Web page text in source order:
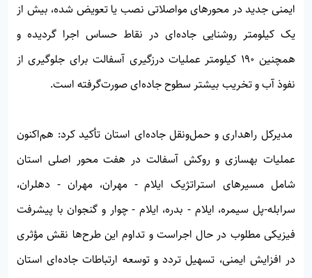
ایمنی جدید در محورهای مواصلاتی نصب یا تعویض شده، بیش از
یک کیلومتر روشنایی جاده‌ای در نقاط حساس اجرا گردیده و
همچنین ۱۹۰ کیلومتر عملیات درزگیری آسفالت برای جلوگیری از
نفوذ آب و تخریب بیشتر سطوح جاده‌ای صورت‌گرفته است.
مدیرکل راهداری و حمل‌ونقل جاده‌ای استان تأکید کرد: هم‌اکنون
عملیات بهسازی و روکش آسفالت در هفت محور اصلی استان
شامل مسیرهای استراتژیک ایلام - مهران، مهران - دهلران،
سرابله-پل سیمره، ایلام - بدره، ایلام - چوار و گنجوان با پیشرفت
فیزیکی مطلوب در حال اجراست و تداوم این طرح‌ها نقش مؤثری
در افزایش ایمنی، تسهیل تردد و توسعه ارتباطات جاده‌ای استان